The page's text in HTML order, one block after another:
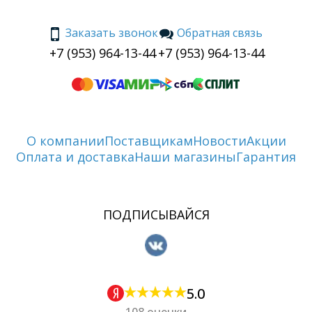
Заказать звонок
+7 (953) 964-13-44
Обратная связь
+7 (953) 964-13-44
О компанииПоставщикамНовостиАкции
Оплата и доставкаНаши магазиныГарантия
ПОДПИСЫВАЙСЯ
5.0